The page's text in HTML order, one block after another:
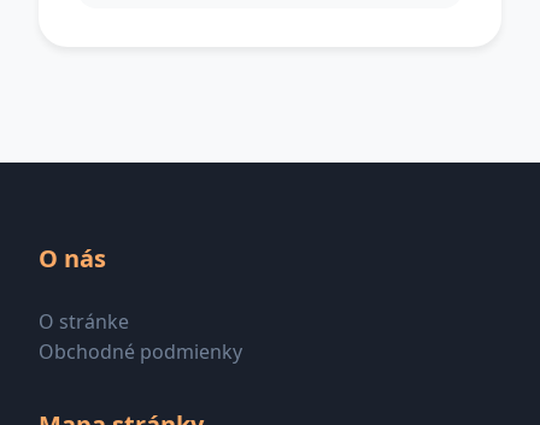
O nás
O stránke
Obchodné podmienky